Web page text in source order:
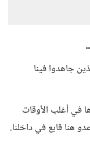
جاهدوا فينا
في أغلب الأوقات
هنا قابع في داخلنا.